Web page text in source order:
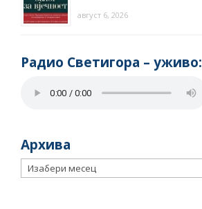
август 6, 2026
Радио Светигора – yживо:
Архива
Архива